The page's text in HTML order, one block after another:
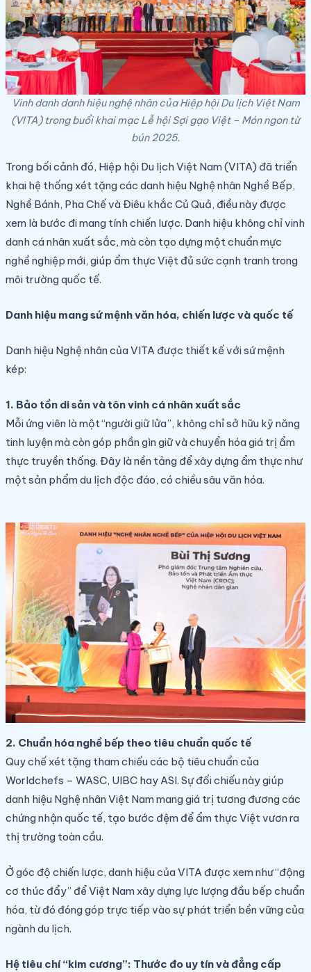
Vinh danh danh hiệu nghệ nhân của Hiệp hội Du lịch Việt Nam
(VITA) trong buổi khai mạc Lễ hội Sợi gạo Việt – Món ngon từ
bún 2025.
Trong bối cảnh đó, Hiệp hội Du lịch Việt Nam (VITA) đã triển
khai hệ thống xét tặng các danh hiệu Nghệ nhân Nghề Bếp,
Nghề Bánh, Pha Chế và Điêu khắc Củ Quả, điều này được
xem là bước đi mang tính chiến lược. Danh hiệu không chỉ vinh
danh cá nhân xuất sắc, mà còn tạo dựng một chuẩn mực
nghề nghiệp mới, giúp ẩm thực Việt đủ sức cạnh tranh trong
môi trường quốc tế.
Danh hiệu mang sứ mệnh văn hóa, chiến lược và quốc tế
Danh hiệu Nghệ nhân của VITA được thiết kế với sứ mệnh
kép:
1. Bảo tồn di sản và tôn vinh cá nhân xuất sắc
Mỗi ứng viên là một “người giữ lửa”, không chỉ sở hữu kỹ năng
tinh luyện mà còn góp phần gìn giữ và chuyển hóa giá trị ẩm
thực truyền thống. Đây là nền tảng để xây dựng ẩm thực như
một sản phẩm du lịch độc đáo, có chiều sâu văn hóa.
2. Chuẩn hóa nghề bếp theo tiêu chuẩn quốc tế
Quy chế xét tặng tham chiếu các bộ tiêu chuẩn của
Worldchefs – WASC, UIBC hay ASI. Sự đối chiếu này giúp
danh hiệu Nghệ nhân Việt Nam mang giá trị tương đương các
chứng nhận quốc tế, tạo bước đệm để ẩm thực Việt vươn ra
thị trường toàn cầu.
Ở góc độ chiến lược, danh hiệu của VITA được xem như “động
cơ thúc đẩy” để Việt Nam xây dựng lực lượng đầu bếp chuẩn
hóa, từ đó đóng góp trực tiếp vào sự phát triển bền vững của
ngành du lịch.
Hệ tiêu chí “kim cương”: Thước đo uy tín và đẳng cấp